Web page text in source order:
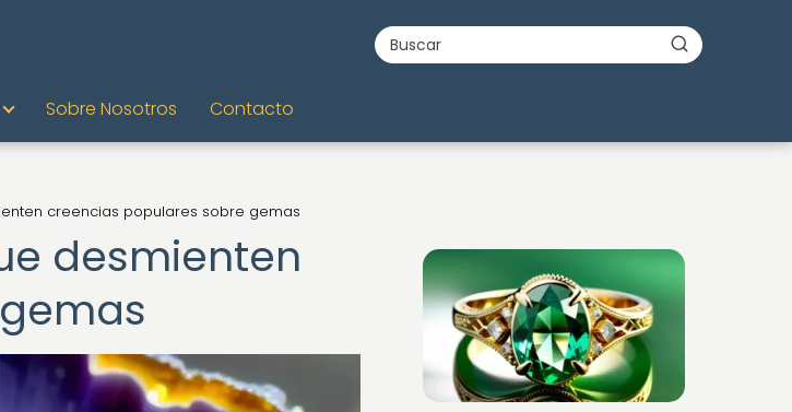
Sobre Nosotros Contacto
creencias populares sobre gemas
desmienten
Nuevo